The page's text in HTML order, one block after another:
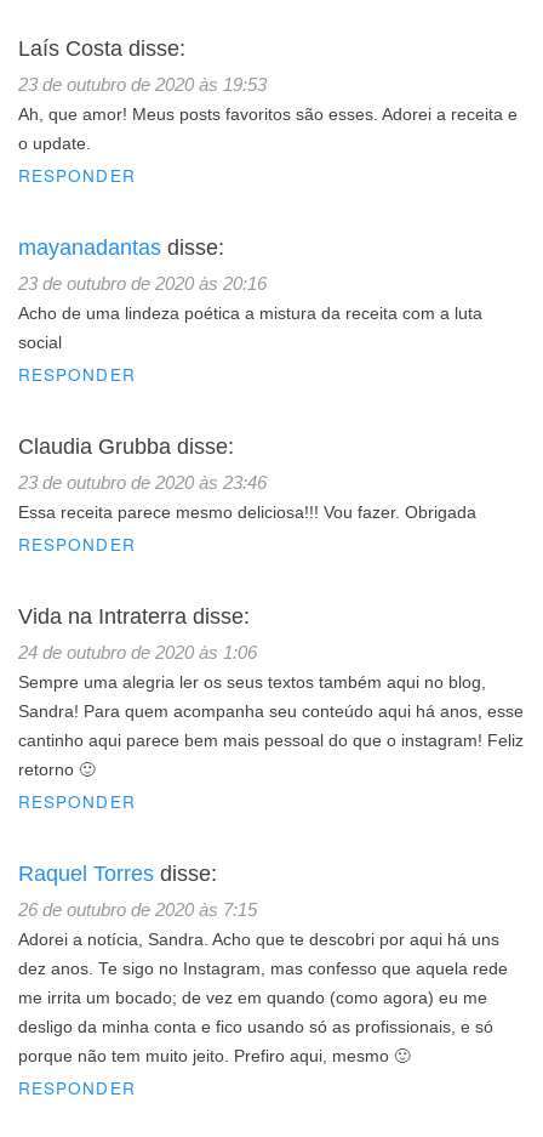
Laís Costa disse:
23 de outubro de 2020 às 19:53
Ah, que amor! Meus posts favoritos são esses. Adorei a receita e
o update.
RESPONDER
mayanadantas disse:
23 de outubro de 2020 às 20:16
Acho de uma lindeza poética a mistura da receita com a luta
social
RESPONDER
Claudia Grubba disse:
23 de outubro de 2020 às 23:46
Essa receita parece mesmo deliciosa!!! Vou fazer. Obrigada
RESPONDER
Vida na Intraterra disse:
24 de outubro de 2020 às 1:06
Sempre uma alegria ler os seus textos também aqui no blog,
Sandra! Para quem acompanha seu conteúdo aqui há anos, esse
cantinho aqui parece bem mais pessoal do que o instagram! Feliz
retorno 🙂
RESPONDER
Raquel Torres disse:
26 de outubro de 2020 às 7:15
Adorei a notícia, Sandra. Acho que te descobri por aqui há uns
dez anos. Te sigo no Instagram, mas confesso que aquela rede
me irrita um bocado; de vez em quando (como agora) eu me
desligo da minha conta e fico usando só as profissionais, e só
porque não tem muito jeito. Prefiro aqui, mesmo 🙂
RESPONDER